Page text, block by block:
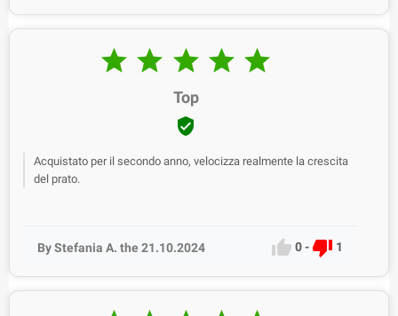
    
Top

Acquistato per il secondo anno, velocizza realmente la crescita
del prato.
By Stefania A. the 21.10.2024  0-  1